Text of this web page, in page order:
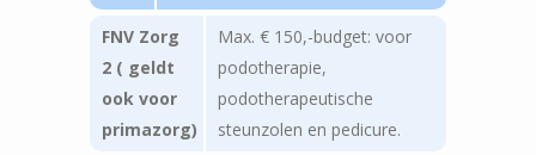
FNV Zorg
2 ( geldt
ook voor
primazorg)
Max. € 150,-budget: voor
podotherapie,
podotherapeutische
steunzolen en pedicure.